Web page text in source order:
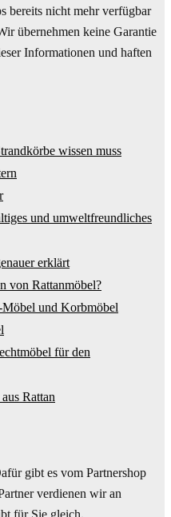
bereits nicht mehr verfügbar
übernehmen keine Garantie
Informationen und haften
wissen muss
und umweltfreundliches
erklärt
von Rattanmöbel?
und Korbmöbel
für den
Rattan
gibt es vom Partnershop
verdienen wir an
für Sie gleich.